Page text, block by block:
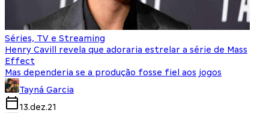
Séries, TV e Streaming
Henry Cavill revela que adoraria estrelar a série de Mass
Effect
Mas dependeria se a produção fosse fiel aos jogos
Tayná Garcia
13.dez.21